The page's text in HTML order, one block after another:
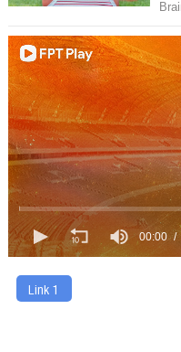
00:00
Link 1